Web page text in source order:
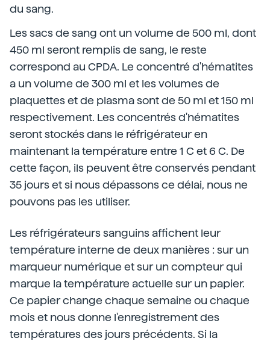
du sang.
Les sacs de sang ont un volume de 500 ml, dont
450 ml seront remplis de sang, le reste
correspond au CPDA. Le concentré d'hématites
a un volume de 300 ml et les volumes de
plaquettes et de plasma sont de 50 ml et 150 ml
respectivement. Les concentrés d'hématites
seront stockés dans le réfrigérateur en
maintenant la température entre 1 C et 6 C. De
cette façon, ils peuvent être conservés pendant
35 jours et si nous dépassons ce délai, nous ne
pouvons pas les utiliser.
Les réfrigérateurs sanguins affichent leur
température interne de deux manières : sur un
marqueur numérique et sur un compteur qui
marque la température actuelle sur un papier.
Ce papier change chaque semaine ou chaque
mois et nous donne l'enregistrement des
températures des jours précédents. Si la